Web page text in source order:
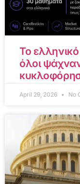
Το
όλοι
April 29, 2026 No